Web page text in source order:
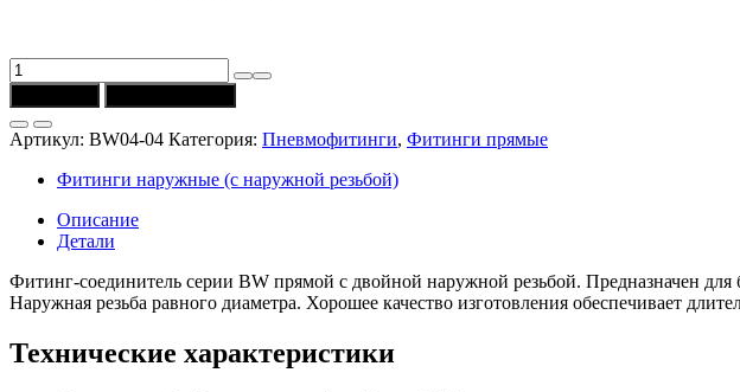
Количество
товара
Фитинг
BW04-
04
(CSNSP)
прямой
Артикул: BW04-04 Категория: Пневмофитинги, Фитинги прямые
Фитинги наружные (с наружной резьбой)
Описание
Детали
Фитинг-соединитель серии BW прямой с двойной наружной резьбой. Предназначен
Наружная резьба равного диаметра. Хорошее качество изготовления обеспечивает
Технические характеристики